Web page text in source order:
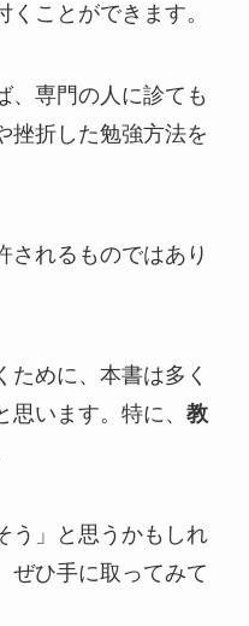
ことができます。
、専門の人に診ても
挫折した勉強方法を
されるものではあり
ために、本書は多く
います。特に、 教
う」と思うかもしれ
ぜひ手に取ってみて